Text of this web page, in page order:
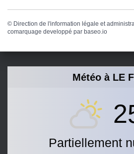
© Direction de l'information légale et
comarquage developpé par baseo.io
Météo à LE
Partiellement